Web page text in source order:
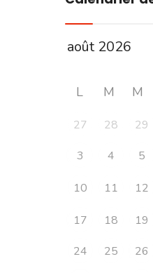
L M M
27 28 29
3
4 5
10 11 12
17 18 19
24
25 26